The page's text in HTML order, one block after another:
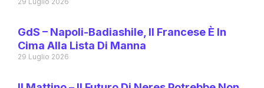
GdS – Napoli-Badiashile, Il Francese È In
Cima Alla Lista Di Manna
29 Luglio 2026